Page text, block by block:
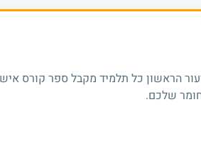
הראשון כל תלמיד מקבל ספר קורס
שלכם.